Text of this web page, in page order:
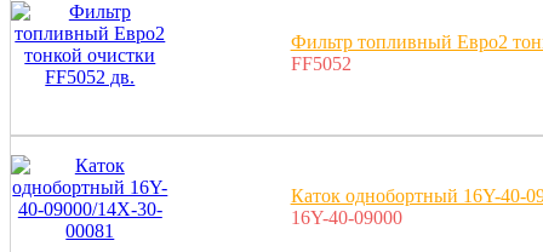
Фильтр топливный Евро2
FF5052
Каток однобортный 16Y-40-
16Y-40-09000